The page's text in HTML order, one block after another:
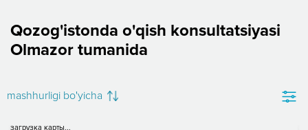
Qozog'istonda o'qish konsultatsiyasi
Olmazor tumanida
mashhurligi bo'yicha
загрузка карты...